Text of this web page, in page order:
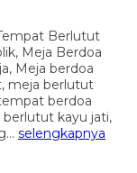
Berlutut
Meja Berdoa
Meja berdoa
meja berlutut
berdoa
kayu jati,
selengkapnya